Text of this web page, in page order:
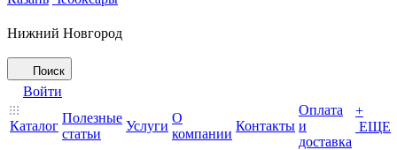
Нижний Новгород
Поиск
Войти
Каталог
Полезные
статьи
Услуги
О
компании
Контакты
Оплата
и
доставка
+
ЕЩЕ